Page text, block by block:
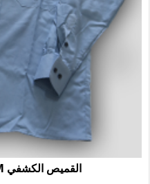
Chemise Scout M القميص الكشفي